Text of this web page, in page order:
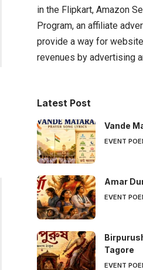
in the Flipkart, Amazon
Program, an affiliate
provide a way for
revenues by advertising
Latest Post
Vande
EVENT
Amar
EVENT
Tagore
EVENT